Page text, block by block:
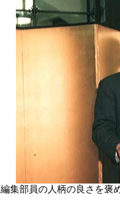
編集部員の人柄の良さを褒